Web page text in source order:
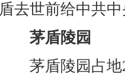
盾去世前给中共
茅盾陵园
茅盾陵园占地